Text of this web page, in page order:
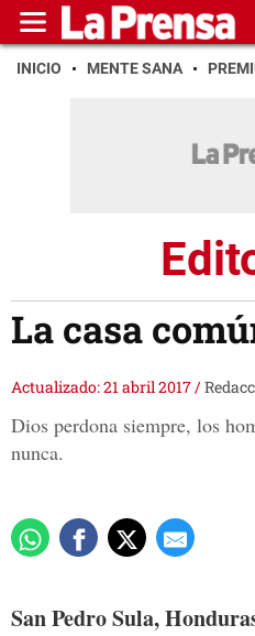
INICIO MENTE SANA
La casa
Actualizado: 21 abril 2017/
Dios perdona siempre, los
nunca.
San Pedro Sula,